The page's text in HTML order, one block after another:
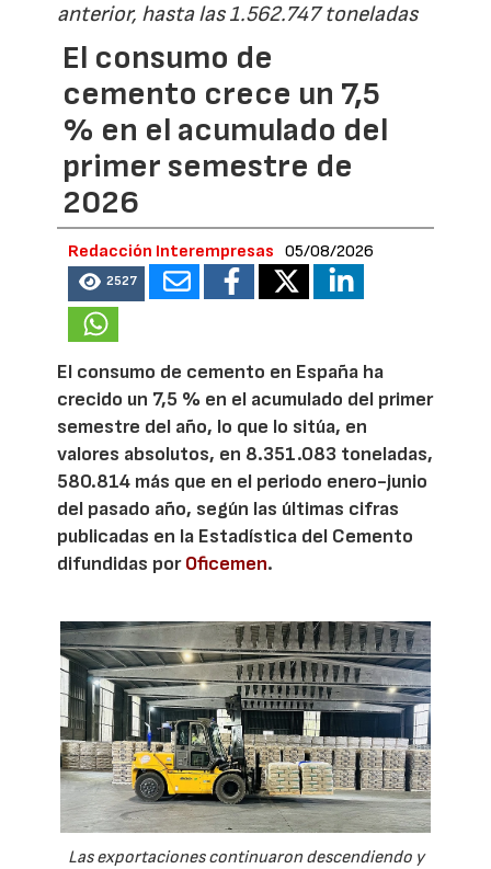
anterior, hasta las 1.562.747 toneladas
El consumo de
cemento crece un 7,5
% en el acumulado del
primer semestre de
2026
Redacción Interempresas 05/08/2026
2527
El consumo de cemento en España ha
crecido un 7,5 % en el acumulado del primer
semestre del año, lo que lo sitúa, en
valores absolutos, en 8.351.083 toneladas,
580.814 más que en el periodo enero-junio
del pasado año, según las últimas cifras
publicadas en la Estadística del Cemento
difundidas porOficemen.
Las exportaciones continuaron descendiendo y